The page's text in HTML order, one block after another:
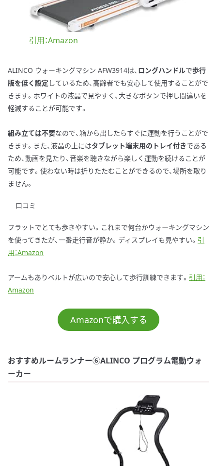
引用：Amazon
ALINCO ウォーキングマシン AFW3914は、 ロングハンドルで歩行
版を低く設定 しているため、高齢者でも安心して使用することがで
きます。ホワイトの液晶で見やすく、大きなボタンで押し間違いを
軽減することが可能です。
組み立ては不要なので、箱から出したらすぐに運動を行うことがで
きます。また、液晶の上にはタブレット端末用のトレイ付きである
ため、動画を見たり、音楽を聴きながら楽しく運動を続けることが
可能です。使わない時は折りたたむことができるので、場所を取り
ません。
口コミ
フラットでとても歩きやすい。これまで何台かウォーキングマシン
を使ってきたが、一番走行音が静か。ディスプレイも見やすい。 引
用：Amazon
アームもありベルトが広いので安心して歩行訓練できます。 引用：
Amazon
Amazonで購入する
おすすめルームランナー⑥ALINCO プログラム電動ウォ
ーカー